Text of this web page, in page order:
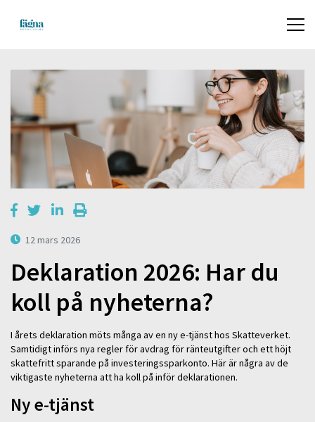
12 mars 2026
Deklaration 2026: Har du
koll på nyheterna?
I årets deklaration möts många av en ny e-tjänst hos Skatteverket.
Samtidigt införs nya regler för avdrag för ränteutgifter och ett höjt
skattefritt sparande på investeringssparkonto. Här är några av de
viktigaste nyheterna att ha koll på inför deklarationen.
Ny e-tjänst